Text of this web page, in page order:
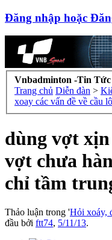
Đăng nhập hoặc
Vnbadminton -Tin
Trang chủ Diễn đàn >
xoay các vấn đề về cầu
dùng vợt
vợt chưa
chỉ tầm
Thảo luận trong 'Hỏi xoáy,
đầu bởi ftt74, 5/11/13.